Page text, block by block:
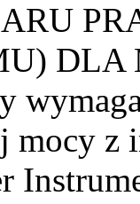
DLA
mocy